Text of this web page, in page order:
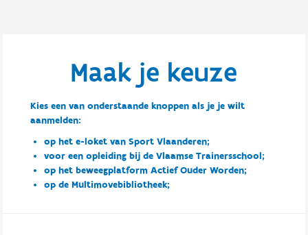
Maak je keuze
Kies een van onderstaande knoppen als je je wilt
aanmelden:
op het e-loket van Sport Vlaanderen;
voor een opleiding bij de Vlaamse Trainersschool;
op het beweegplatform Actief Ouder Worden;
op de Multimovebibliotheek;